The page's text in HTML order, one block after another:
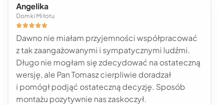
Angelika
Domki Miłotu

Dawno nie miałam przyjemności współpracować
z tak zaangażowanymi i sympatycznymi ludźmi.
Długo nie mogłam się zdecydować na ostateczną
wersję, ale Pan Tomasz cierpliwie doradzał
i pomógł podjąć ostateczną decyzję. Sposób
montażu pozytywnie nas zaskoczył.